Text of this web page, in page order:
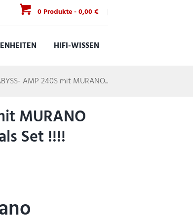
0 Produkte-0,00 €
HIFI-WISSEN
AMP 240S mit MURANO...
MURANO
Set !!!!